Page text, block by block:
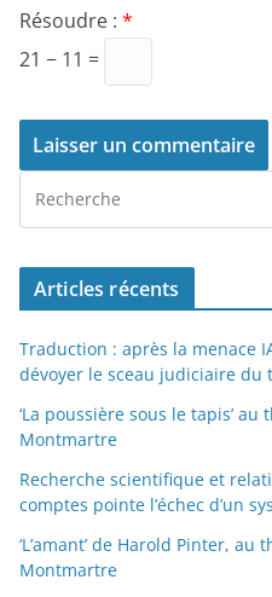
Résoudre : *
21 − 11 =
Articles récents
Traduction : après la menace
dévoyer le sceau judiciaire du
‘La poussière sous le tapis’
Montmartre
Recherche scientifique et
comptes pointe l’échec d’un
‘L’amant’ de Harold Pinter,
Montmartre